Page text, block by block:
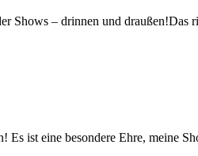
Shows – drinnen und draußen!Das
ist eine besondere Ehre, meine